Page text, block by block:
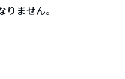
ません。